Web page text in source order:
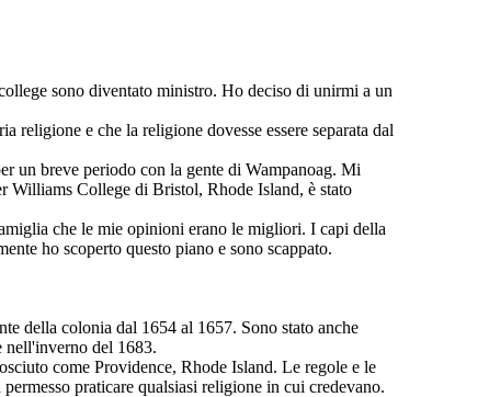
sono diventato ministro. Ho deciso di unirmi a un
religione e che la religione dovesse essere separata dal
un breve periodo con la gente di Wampanoag. Mi
Williams College di Bristol, Rhode Island, è stato
che le mie opinioni erano le migliori. I capi della
ho scoperto questo piano e sono scappato.
della colonia dal 1654 al 1657. Sono stato anche
nell'inverno del 1683.
come Providence, Rhode Island. Le regole e le
praticare qualsiasi religione in cui credevano.